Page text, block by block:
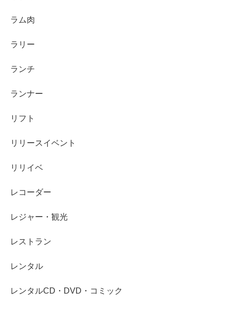
ラム肉
ラリー
ランチ
ランナー
リフト
リリースイベント
リリイベ
レコーダー
レジャー・観光
レストラン
レンタル
レンタルCD・DVD・コミック